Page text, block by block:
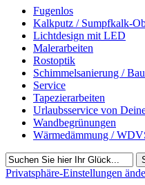
Fugenlos
Kalkputz / Sumpfkalk-
Lichtdesign mit LED
Malerarbeiten
Rostoptik
Schimmelsanierung /
Service
Tapezierarbeiten
Urlaubsservice von
Wandbegrünungen
Wärmedämmung /
Privatsphäre-Einstellungen